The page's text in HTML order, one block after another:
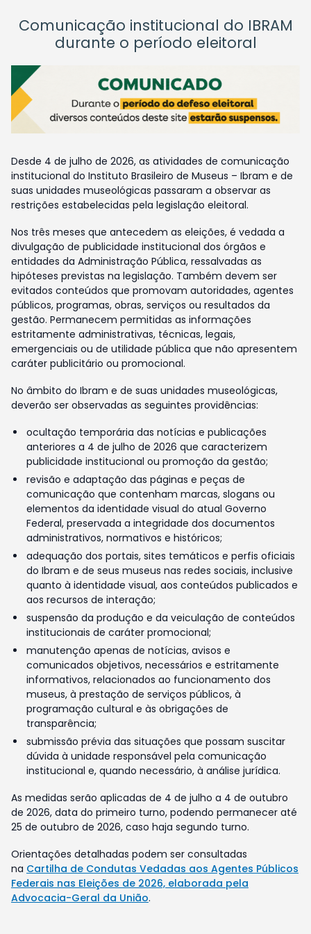
Comunicação institucional do IBRAM
durante o período eleitoral
Desde 4 de julho de 2026, as atividades de comunicação
institucional do Instituto Brasileiro de Museus – Ibram e de
suas unidades museológicas passaram a observar as
restrições estabelecidas pela legislação eleitoral.
Nos três meses que antecedem as eleições, é vedada a
divulgação de publicidade institucional dos órgãos e
entidades da Administração Pública, ressalvadas as
hipóteses previstas na legislação. Também devem ser
evitados conteúdos que promovam autoridades, agentes
públicos, programas, obras, serviços ou resultados da
gestão. Permanecem permitidas as informações
estritamente administrativas, técnicas, legais,
emergenciais ou de utilidade pública que não apresentem
caráter publicitário ou promocional.
No âmbito do Ibram e de suas unidades museológicas,
deverão ser observadas as seguintes providências:
ocultação temporária das notícias e publicações
anteriores a 4 de julho de 2026 que caracterizem
publicidade institucional ou promoção da gestão;
revisão e adaptação das páginas e peças de
comunicação que contenham marcas, slogans ou
elementos da identidade visual do atual Governo
Federal, preservada a integridade dos documentos
administrativos, normativos e históricos;
adequação dos portais, sites temáticos e perfis oficiais
do Ibram e de seus museus nas redes sociais, inclusive
quanto à identidade visual, aos conteúdos publicados e
aos recursos de interação;
suspensão da produção e da veiculação de conteúdos
institucionais de caráter promocional;
manutenção apenas de notícias, avisos e
comunicados objetivos, necessários e estritamente
informativos, relacionados ao funcionamento dos
museus, à prestação de serviços públicos, à
programação cultural e às obrigações de
transparência;
submissão prévia das situações que possam suscitar
dúvida à unidade responsável pela comunicação
institucional e, quando necessário, à análise jurídica.
As medidas serão aplicadas de 4 de julho a 4 de outubro
de 2026, data do primeiro turno, podendo permanecer até
25 de outubro de 2026, caso haja segundo turno.
Orientações detalhadas podem ser consultadas
na Cartilha de Condutas Vedadas aos Agentes Públicos
Federais nas Eleições de 2026, elaborada pela
Advocacia-Geral da União.